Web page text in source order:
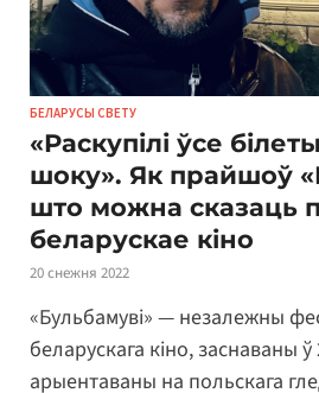
БЕЛАРУСЫ СВЕТУ
«Раскупілі ўсе
шоку». Як прайшоў
што можна сказаць
беларускае кіно
20 снежня 2022
«Бульбамуві» — незалежны
беларускага кіно, заснаваны ў
арыентаваны на польскага